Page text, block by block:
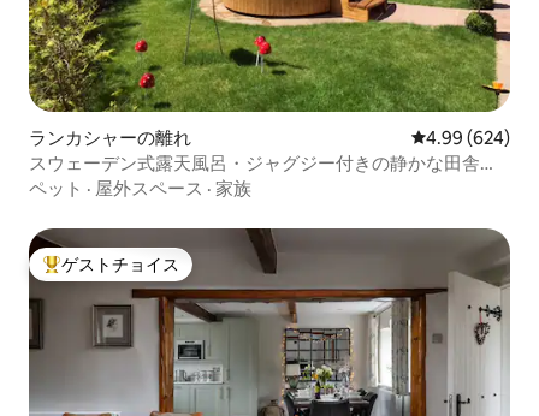
ランカシャーの離れ レビュー624
4.99 (624)
スウェーデン式露天風呂・ジャグジー付きの静かな田舎の
宿泊施設
ペット · 屋外スペース · 家族
大好評のゲストチョイスです。
ゲストチョイス